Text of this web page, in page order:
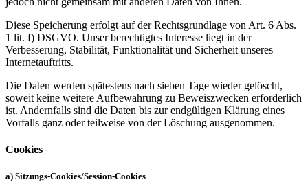
Diese Speicherung erfolgt auf der Rechtsgrundlage von Art. 6 Abs.
1 lit. f) DSGVO. Unser berechtigtes Interesse liegt in der
Verbesserung, Stabilität, Funktionalität und Sicherheit unseres
Internetauftritts.
Die Daten werden spätestens nach sieben Tage wieder gelöscht,
soweit keine weitere Aufbewahrung zu Beweiszwecken erforderlich
ist. Andernfalls sind die Daten bis zur endgültigen Klärung eines
Vorfalls ganz oder teilweise von der Löschung ausgenommen.
Cookies
a) Sitzungs-Cookies/Session-Cookies